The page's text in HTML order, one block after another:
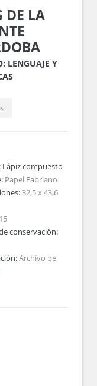
DE LA
LENGUAJE Y
Lápiz compuesto
Papel Fabriano
32,5 x 43,6
conservación:
Archivo de